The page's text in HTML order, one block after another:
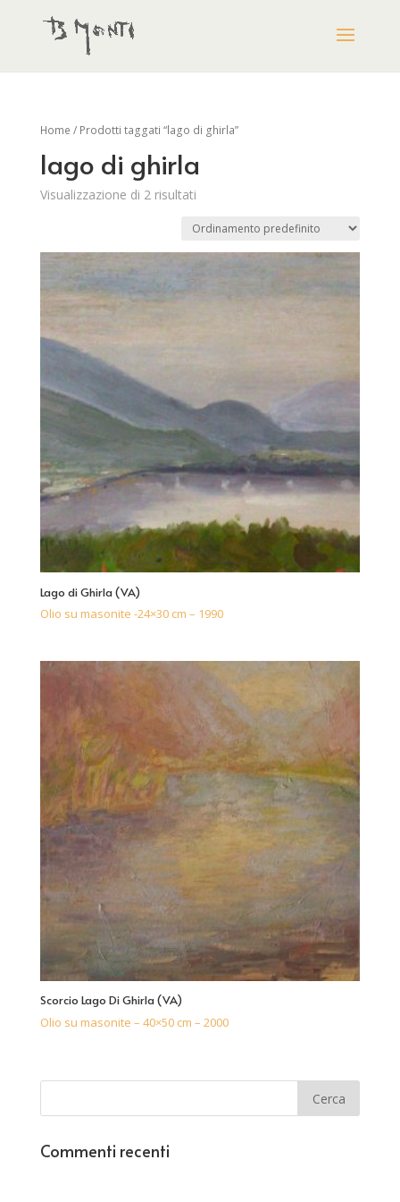
Home / Prodotti taggati “lago di ghirla”
lago di ghirla
Visualizzazione di 2 risultati
Lago di Ghirla (VA)
Olio su masonite -24×30 cm – 1990
Scorcio Lago Di Ghirla (VA)
Olio su masonite – 40×50 cm – 2000
Commenti recenti